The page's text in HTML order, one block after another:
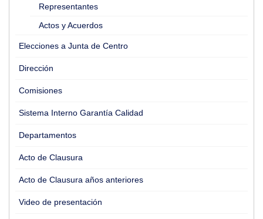
Representantes
Actos y Acuerdos
Elecciones a Junta de Centro
Dirección
Comisiones
Sistema Interno Garantía Calidad
Departamentos
Acto de Clausura
Acto de Clausura años anteriores
Video de presentación